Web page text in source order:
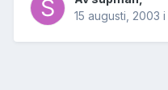
15 augusti, 2003 i